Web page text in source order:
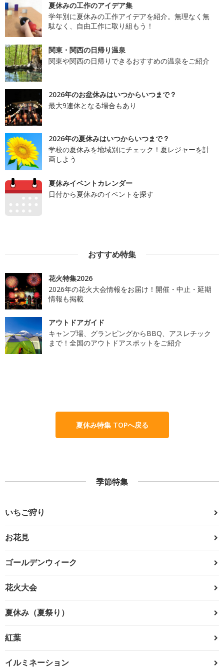
夏休みの工作のアイデア集
学年別に夏休みの工作アイデアを紹介。無理なく無
駄なく、自由工作に取り組もう！
関東・関西の日帰り温泉
関東や関西の日帰りできるおすすめの温泉をご紹介
2026年のお盆休みはいつからいつまで？
最大9連休となる場合もあり
2026年の夏休みはいつからいつまで？
学校の夏休みを地域別にチェック！夏レジャーを計
画しよう
夏休みイベントカレンダー
日付から夏休みのイベントを探す
おすすめ特集
花火特集2026
2026年の花火大会情報をお届け！開催・中止・延期
情報も掲載
アウトドアガイド
キャンプ場、グランピングからBBQ、アスレチック
まで！全国のアウトドアスポットをご紹介
夏休み特集 TOPへ戻る
季節特集
いちご狩り
お花見
ゴールデンウィーク
花火大会
夏休み（夏祭り）
紅葉
イルミネーション